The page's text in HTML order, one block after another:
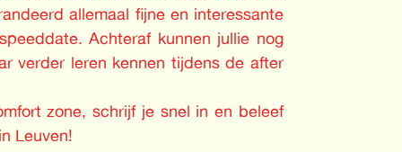
allemaal fijne en interessante
Achteraf kunnen jullie nog
verder leren kennen tijdens de after
zone, schrijf je snel in en beleef
Leuven!